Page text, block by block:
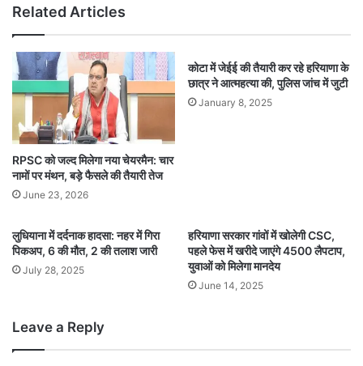
Related Articles
RPSC को जल्द मिलेगा नया चेयरमैन: चार
नामों पर मंथन, बड़े फैसले की तैयारी तेज
June 23, 2026
कोटा में जेईई की तैयारी कर रहे हरियाणा के
छात्र ने आत्महत्या की, पुलिस जांच में जुटी
January 8, 2025
लुधियाना में दर्दनाक हादसा: नहर में गिरा
पिकअप, 6 की मौत, 2 की तलाश जारी
July 28, 2025
हरियाणा सरकार गांवों में खोलेगी CSC,
पहले फेस में खरीदे जाएंगे 4500 लैपटाप,
युवाओं को मिलेगा मानदेय
June 14, 2025
Leave a Reply